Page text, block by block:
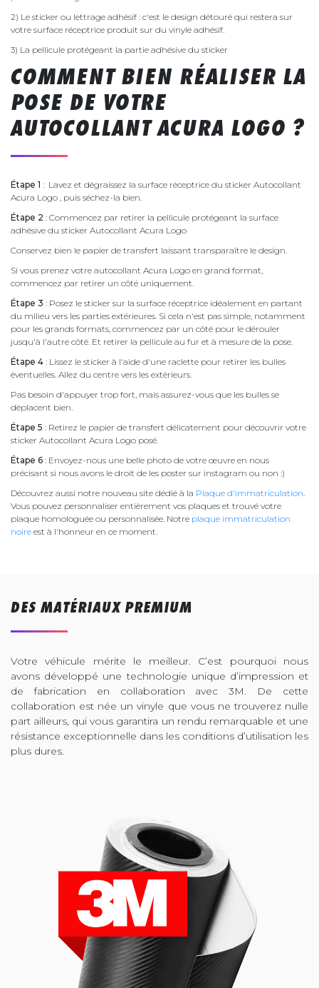
2) Le sticker ou lettrage adhésif : c'est le design détouré qui restera sur
votre surface réceptrice produit sur du vinyle adhésif.
3) La pellicule protégeant la partie adhésive du sticker
COMMENT BIEN RÉALISER LA
POSE DE VOTRE
AUTOCOLLANT ACURA LOGO ?
Étape 1 : Lavez et dégraissez la surface réceptrice du sticker Autocollant
Acura Logo , puis séchez-la bien.
Étape 2 : Commencez par retirer la pellicule protégeant la surface
adhésive du sticker Autocollant Acura Logo
Conservez bien le papier de transfert laissant transparaître le design.
Si vous prenez votre autocollant Acura Logo en grand format,
commencez par retirer un côté uniquement.
Étape 3 : Posez le sticker sur la surface réceptrice idéalement en partant
du milieu vers les parties extérieures. Si cela n'est pas simple, notamment
pour les grands formats, commencez par un côté pour le dérouler
jusqu'à l'autre côté. Et retirer la pellicule au fur et à mesure de la pose.
Étape 4 : Lissez le sticker à l'aide d'une raclette pour retirer les bulles
éventuelles. Allez du centre vers les extérieurs.
Pas besoin d'appuyer trop fort, mais assurez-vous que les bulles se
déplacent bien.
Étape 5 : Retirez le papier de transfert délicatement pour découvrir votre
sticker Autocollant Acura Logo posé.
Étape 6 : Envoyez-nous une belle photo de votre œuvre en nous
précisant si nous avons le droit de les poster sur instagram ou non :)
Découvrez aussi notre nouveau site dédié à la Plaque d'immatriculation
Vous pouvez personnaliser entièrement vos plaques et trouvé votre
plaque homologuée ou personnalisée. Notre plaque immatriculation
noire est à l'honneur en ce moment.
DES MATÉRIAUX PREMIUM
Votre véhicule mérite le meilleur. C’est pourquoi nous
avons développé une technologie unique d’impression et
de fabrication en collaboration avec 3M. De cette
collaboration est née un vinyle que vous ne trouverez nulle
part ailleurs, qui vous garantira un rendu remarquable et une
résistance exceptionnelle dans les conditions d’utilisation les
plus dures.